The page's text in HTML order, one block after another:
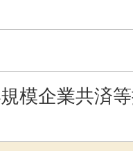
模企業共済